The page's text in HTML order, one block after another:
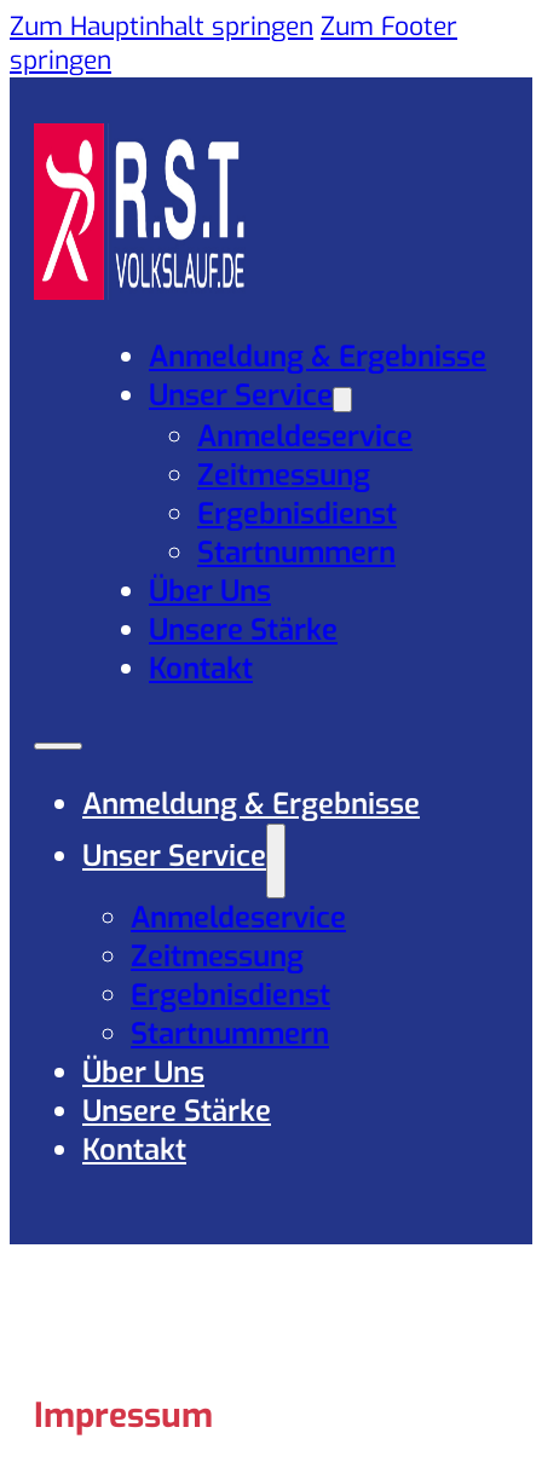
Zum Hauptinhalt springen Zum Footer
springen
Anmeldung & Ergebnisse
Unser Service
Anmeldeservice
Zeitmessung
Ergebnisdienst
Startnummern
Über Uns
Unsere Stärke
Kontakt
Anmeldung & Ergebnisse
Unser Service
Anmeldeservice
Zeitmessung
Ergebnisdienst
Startnummern
Über Uns
Unsere Stärke
Kontakt
Impressum